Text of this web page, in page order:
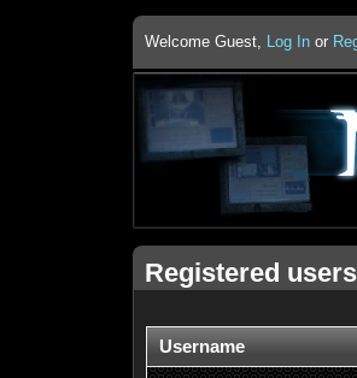
Welcome Guest, Log In or
Registered users
Username